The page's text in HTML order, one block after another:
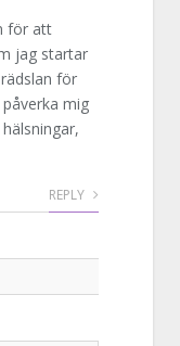
för att
jag startar
för
mig
REPLY